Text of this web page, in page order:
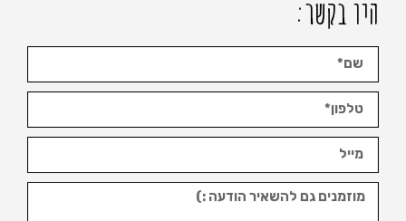
היו בקשר: